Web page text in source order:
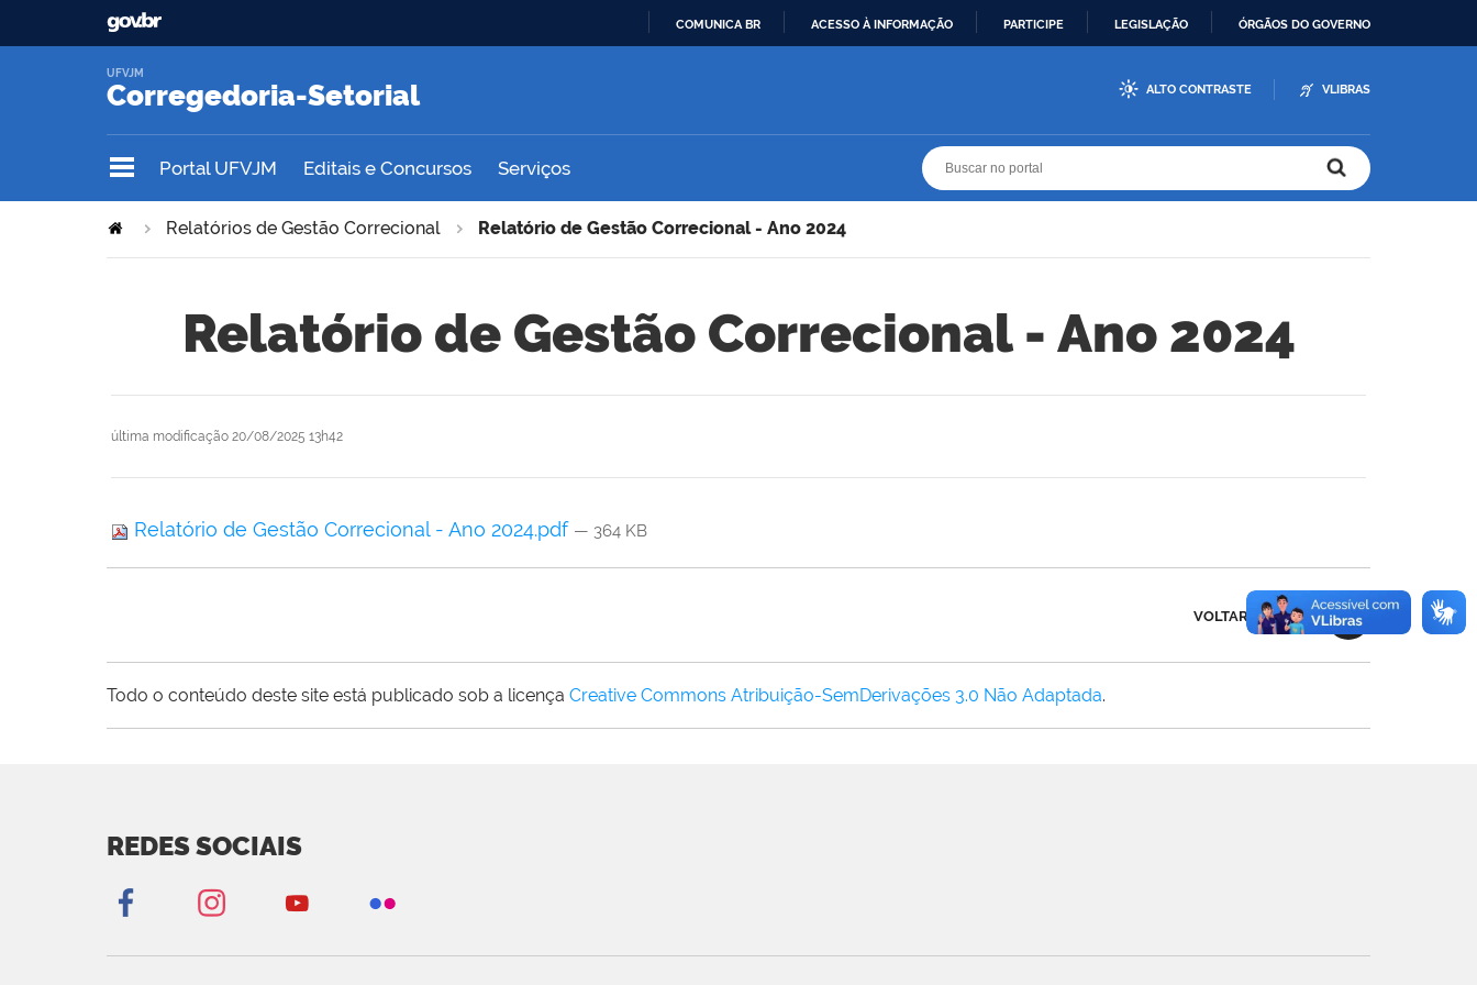
COMUNICA BR ACESSO À INFORMAÇÃO PARTICIPE LEGISLAÇÃO ÓRGÃOS DO GOVERNO
Corregedoria-Setorial
UFVJM
ALTO CONTRASTE VLIBRAS
Portal UFVJM Editais e Concursos Serviços
Relatórios de Gestão Correcional Relatório de Gestão Correcional - Ano 2024
Relatório de Gestão Correcional - Ano 2024
última modificação 20/08/2025 13h42
Relatório de Gestão Correcional - Ano 2024.pdf — 364 KB
VOLTAR AO TOPO
Todo o conteúdo deste site está publicado sob a licença Creative Commons Atribuição-SemDerivações 3.0 Não Adaptada.
REDES SOCIAIS